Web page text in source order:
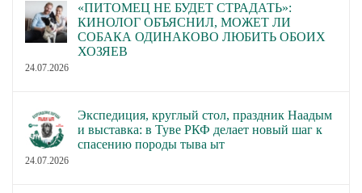
«ПИТОМЕЦ НЕ БУДЕТ СТРАДАТЬ»:
КИНОЛОГ ОБЪЯСНИЛ, МОЖЕТ ЛИ
СОБАКА ОДИНАКОВО ЛЮБИТЬ ОБОИХ
ХОЗЯЕВ
24.07.2026
Экспедиция, круглый стол, праздник Наадым
и выставка: в Туве РКФ делает новый шаг к
спасению породы тыва ыт
24.07.2026